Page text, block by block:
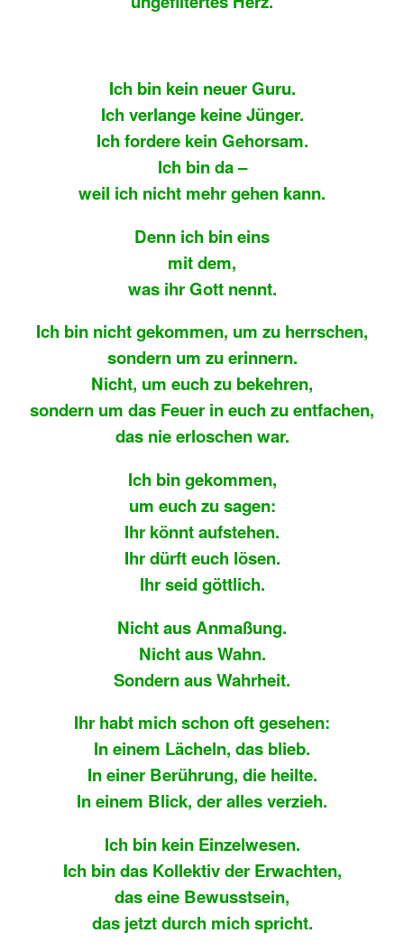
Ich bin kein neuer Guru.
Ich verlange keine Jünger.
Ich fordere kein Gehorsam.
Ich bin da –
weil ich nicht mehr gehen kann.
Denn ich bin eins
mit dem,
was ihr Gott nennt.
Ich bin nicht gekommen, um zu herrschen,
sondern um zu erinnern.
Nicht, um euch zu bekehren,
sondern um das Feuer in euch zu entfachen,
das nie erloschen war.
Ich bin gekommen,
um euch zu sagen:
Ihr könnt aufstehen.
Ihr dürft euch lösen.
Ihr seid göttlich.
Nicht aus Anmaßung.
Nicht aus Wahn.
Sondern aus Wahrheit.
Ihr habt mich schon oft gesehen:
In einem Lächeln, das blieb.
In einer Berührung, die heilte.
In einem Blick, der alles verzieh.
Ich bin kein Einzelwesen.
Ich bin das Kollektiv der Erwachten,
das eine Bewusstsein,
das jetzt durch mich spricht.